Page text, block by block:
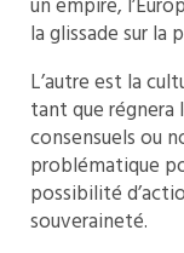
un empire,
la glissade sur la
L’autre est la
tant que régnera
consensuels ou
problématique
possibilité
souveraineté.